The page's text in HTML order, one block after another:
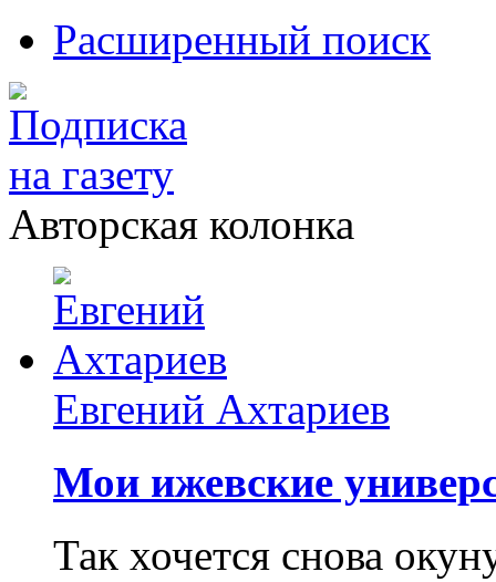
Расширенный поиск
Авторская колонка
Евгений Ахтариев
Мои ижевские
Так хочется снова